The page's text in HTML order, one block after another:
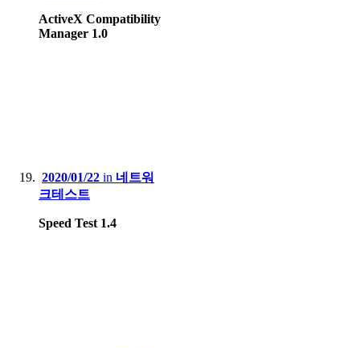
ActiveX Compatibility
Manager 1.0
2020/01/22 in 네트워
크테스트
Speed Test 1.4